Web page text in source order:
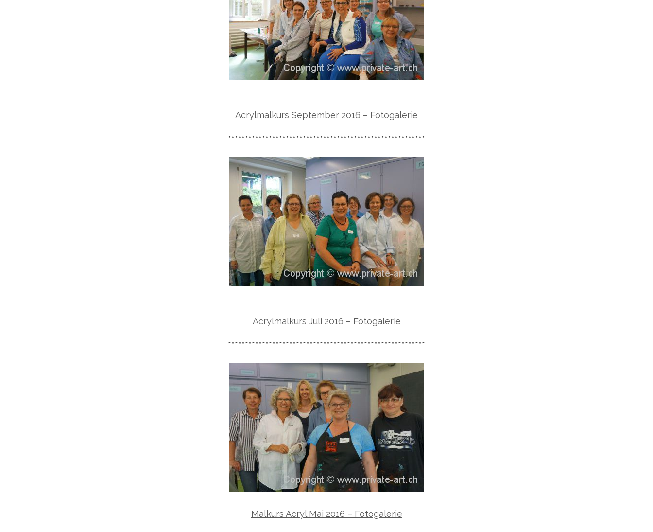
Acrylmalkurs September 2016 – Fotogalerie
**********************************************************
Acrylmalkurs Juli 2016 – Fotogalerie
**********************************************************
Malkurs Acryl Mai 2016 – Fotogalerie